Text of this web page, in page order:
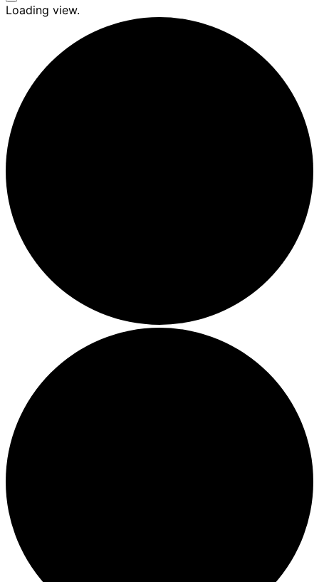
Seitenleiste
&
Loading view.